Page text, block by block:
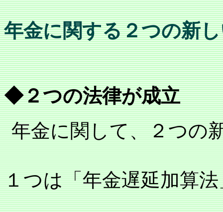
年金に関する２つの新
◆２つの法律が成立
年金に関して、２つの
１つは「年金遅延加算